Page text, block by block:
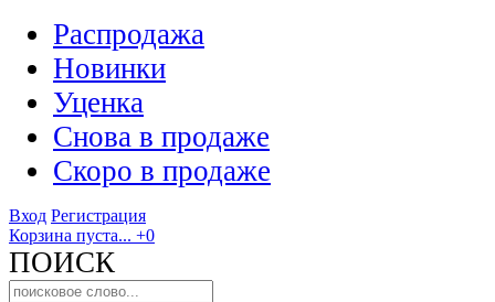
Распродажа
Новинки
Уценка
Снова в продаже
Скоро в продаже
Вход Регистрация
Корзина пуста... +0
ПОИСК